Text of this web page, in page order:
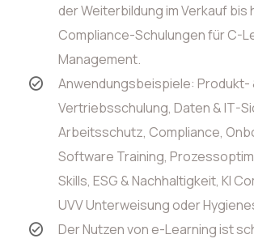
der Weiterbildung im Verkauf bis
Compliance-Schulungen für C-
Management.
Anwendungsbeispiele: Produkt-
Vertriebsschulung, Daten & IT-
Arbeitsschutz, Compliance,
Software Training,
Skills, ESG & Nachhaltigkeit, KI
UVV Unterweisung oder
Der Nutzen von e-Learning ist